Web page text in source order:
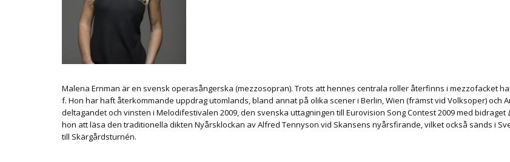
Malena Ernman är en svensk operasångerska (mezzosopran). Trots att hennes centrala roller återfinns i mezzofacket
f. Hon har haft återkommande uppdrag utomlands, bland annat på olika scener i Berlin, Wien (främst vid Volksoper) och
deltagandet och vinsten i Melodifestivalen 2009, den svenska uttagningen till Eurovision Song Contest 2009 med bidraget
hon att läsa den traditionella dikten Nyårsklockan av Alfred Tennyson vid Skansens nyårsfirande, vilket också sänds i
till Skärgårdsturnén.